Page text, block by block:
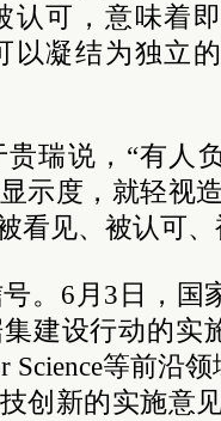
认可，意味着
以凝结为独立
瑞说，“有人
示度，就轻视
看见、被认可
。6月3日，国
建设行动的实
等前沿
创新的实施意